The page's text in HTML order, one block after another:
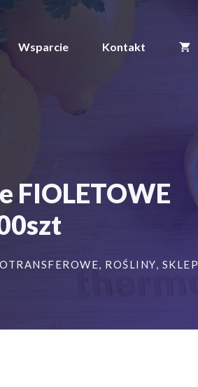
Wsparcie Kontakt
FIOLETOWE
, ROŚLINY, SKLEP
ogrodnicze/sadownicze
FIOLETOWE
500szt